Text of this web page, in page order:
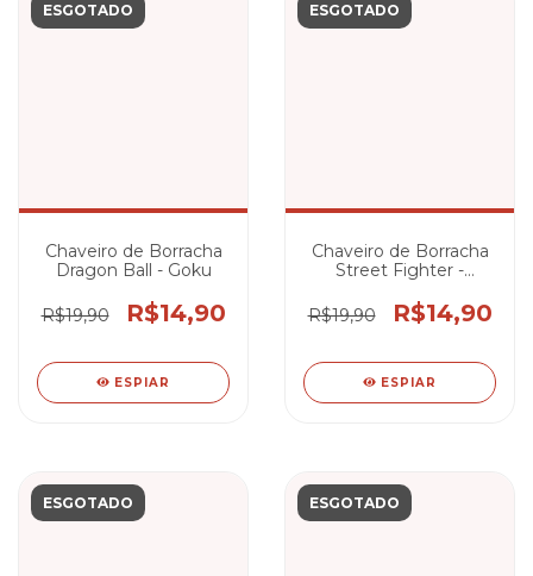
ESGOTADO
Chaveiro de Borracha
Dragon Ball - Goku
R$19,90 R$14,90
ESPIAR
ESGOTADO
Chaveiro de Borracha
Street Fighter -
R$19,90
R$14,90
ESPIAR
ESGOTADO ESGOTADO